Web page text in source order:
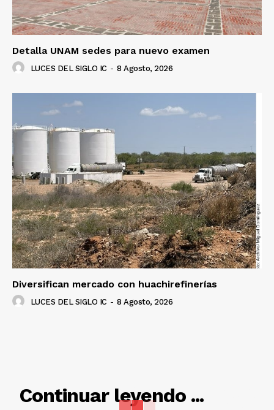
Detalla UNAM sedes para nuevo examen
LUCES DEL SIGLO IC - 8 Agosto, 2026
Diversifican mercado con huachirefinerías
LUCES DEL SIGLO IC - 8 Agosto, 2026
Continuar leyendo ...
RELACIONADO